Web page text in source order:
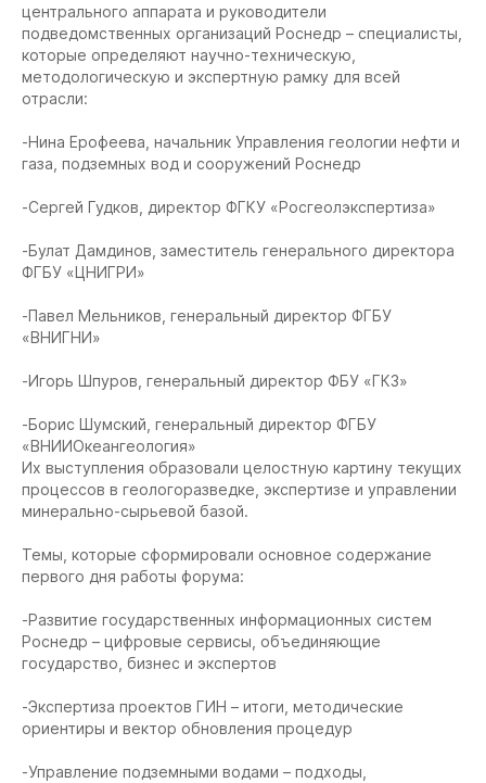
центрального аппарата и руководители
подведомственных организаций Роснедр – специалисты,
которые определяют научно-техническую,
методологическую и экспертную рамку для всей
отрасли:
-Нина Ерофеева, начальник Управления геологии нефти и
газа, подземных вод и сооружений Роснедр
-Сергей Гудков, директор ФГКУ «Росгеолэкспертиза»
-Булат Дамдинов, заместитель генерального директора
ФГБУ «ЦНИГРИ»
-Павел Мельников, генеральный директор ФГБУ
«ВНИГНИ»
-Игорь Шпуров, генеральный директор ФБУ «ГКЗ»
-Борис Шумский, генеральный директор ФГБУ
«ВНИИОкеангеология»
Их выступления образовали целостную картину текущих
процессов в геологоразведке, экспертизе и управлении
минерально-сырьевой базой.
Темы, которые сформировали основное содержание
первого дня работы форума:
-Развитие государственных информационных систем
Роснедр – цифровые сервисы, объединяющие
государство, бизнес и экспертов
-Экспертиза проектов ГИН – итоги, методические
ориентиры и вектор обновления процедур
-Управление подземными водами – подходы,